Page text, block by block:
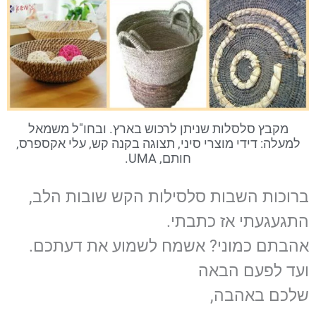
מקבץ סלסלות שניתן לרכוש בארץ. ובחו"ל משמאל
למעלה: דידי מוצרי סיני, תצוגה בקנה קש, עלי אקספרס,
חותם, UMA.
ברוכות השבות סלסילות הקש שובות הלב,
התגעגעתי אז כתבתי.
אהבתם כמוני? אשמח לשמוע את דעתכם.
ועד לפעם הבאה
שלכם באהבה,